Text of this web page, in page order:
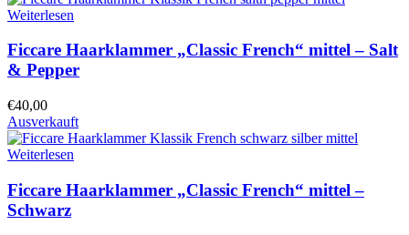
Weiterlesen
Ficcare Haarklammer „Classic French“ mittel – Salt
& Pepper
€40,00
Ausverkauft
Weiterlesen
Ficcare Haarklammer „Classic French“ mittel –
Schwarz